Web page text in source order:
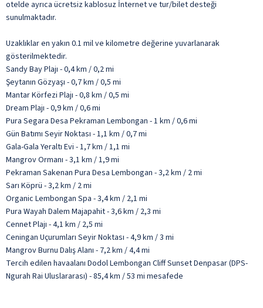
otelde ayrıca ücretsiz kablosuz İnternet ve tur/bilet desteği
sunulmaktadır.
Uzaklıklar en yakın 0.1 mil ve kilometre değerine yuvarlanarak
gösterilmektedir.
Sandy Bay Plajı - 0,4 km / 0,2 mi
Şeytanın Gözyaşı - 0,7 km / 0,5 mi
Mantar Körfezi Plajı - 0,8 km / 0,5 mi
Dream Plajı - 0,9 km / 0,6 mi
Pura Segara Desa Pekraman Lembongan - 1 km / 0,6 mi
Gün Batımı Seyir Noktası - 1,1 km / 0,7 mi
Gala-Gala Yeraltı Evi - 1,7 km / 1,1 mi
Mangrov Ormanı - 3,1 km / 1,9 mi
Pekraman Sakenan Pura Desa Lembongan - 3,2 km / 2 mi
Sarı Köprü - 3,2 km / 2 mi
Organic Lembongan Spa - 3,4 km / 2,1 mi
Pura Wayah Dalem Majapahit - 3,6 km / 2,3 mi
Cennet Plajı - 4,1 km / 2,5 mi
Ceningan Uçurumları Seyir Noktası - 4,9 km / 3 mi
Mangrov Burnu Dalış Alanı - 7,2 km / 4,4 mi
Tercih edilen havaalanı Dodol Lembongan Cliff Sunset Denpasar (DPS-
Ngurah Rai Uluslararası) - 85,4 km / 53 mi mesafede